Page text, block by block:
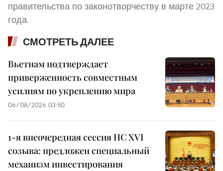
правительства по законотворчеству в марте 2023
года.
СМОТРЕТЬ ДАЛЕЕ
Вьетнам подтверждает
приверженность совместным
усилиям по укреплению мира
06/08/2026 03:50
1-я внеочередная сессия НС XVI
созыва: предложен специальный
механизм инвестирования